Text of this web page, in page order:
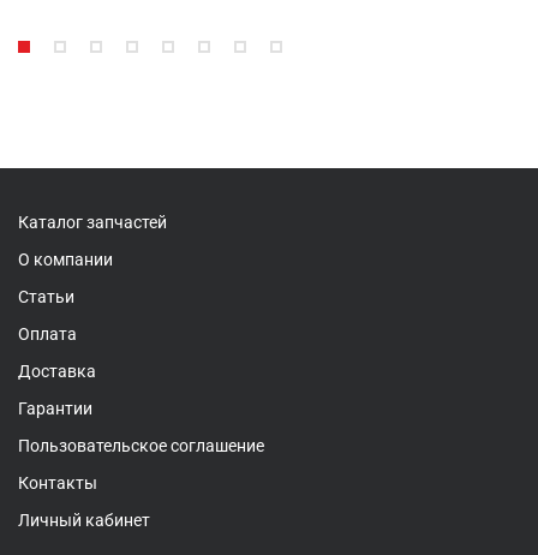
Каталог запчастей
О компании
Статьи
Оплата
Доставка
Гарантии
Пользовательское соглашение
Контакты
Личный кабинет